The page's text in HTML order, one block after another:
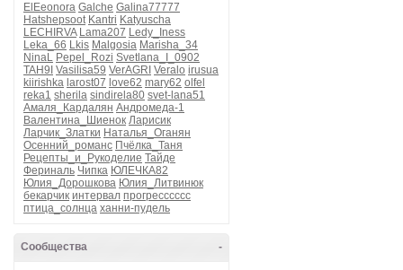
ElEeonora Galche Galina77777
Hatshepsoot Kantri Katyuscha
LECHIRVA Lama207 Ledy_Iness
Leka_66 Lkis Malgosia Marisha_34
NinaL Pepel_Rozi Svetlana_I_0902
TAH9I Vasilisa59 VerAGRI Veralo irusua
kiirishka larost07 love62 mary62 olfel
reka1 sherila sindirela80 svet-lana51
Амаля_Кардалян Андромеда-1
Валентина_Шиенок Ларисик
Ларчик_Златки Наталья_Оганян
Осенний_романс Пчёлка_Таня
Рецепты_и_Рукоделие Тайде
Фериналь Чипка ЮЛЕЧКА82
Юлия_Дорошкова Юлия_Литвинюк
бекарчик интервал прогресссссс
птица_солнца ханни-пудель
-
Сообщества